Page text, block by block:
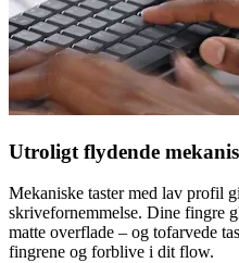
Utroligt flydende
Mekaniske taster med lav profil
skrivefornemmelse. Dine fingre
matte overflade – og tofarvede
fingrene og forblive i dit flow.